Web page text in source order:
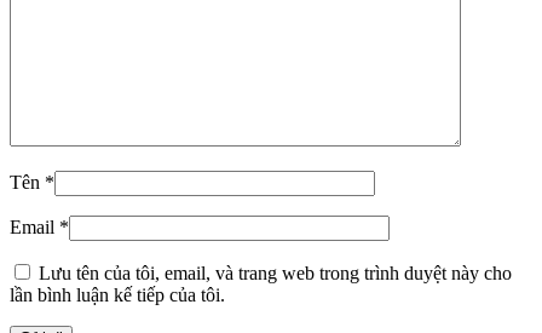
Tên *
Email *
Lưu tên của tôi, email, và trang web trong trình duyệt này cho
lần bình luận kế tiếp của tôi.